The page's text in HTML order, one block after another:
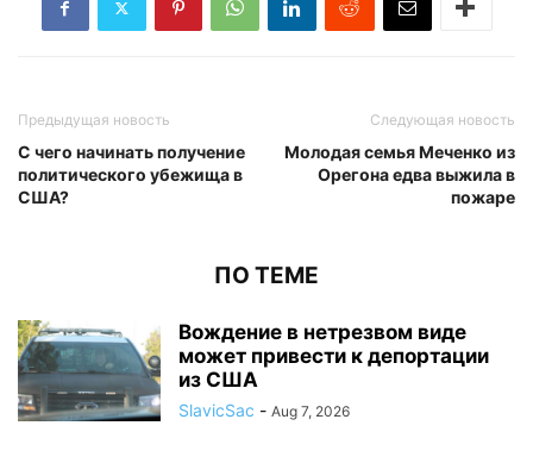
Предыдущая новость
С чего начинать получение
политического убежища в
США?
Следующая новость
Молодая семья Меченко из
Орегона едва выжила в
пожаре
ПО ТЕМЕ
Вождение в нетрезвом виде
может привести к депортации
из США
SlavicSac - Aug 7, 2026